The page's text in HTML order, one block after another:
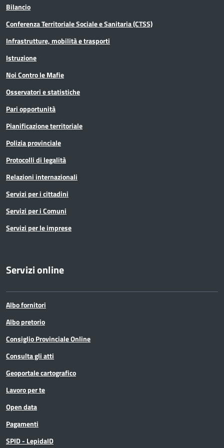
Bilancio
Conferenza Territoriale Sociale e Sanitaria (CTSS)
Infrastrutture, mobilità e trasporti
Istruzione
Noi Contro le Mafie
Osservatori e statistiche
Pari opportunità
Pianificazione territoriale
Polizia provinciale
Protocolli di legalità
Relazioni internazionali
Servizi per i cittadini
Servizi per i Comuni
Servizi per le imprese
Servizi online
Albo fornitori
Albo pretorio
Consiglio Provinciale Online
Consulta gli atti
Geoportale cartografico
Lavoro per te
Open data
Pagamenti
SPID - LepidaID